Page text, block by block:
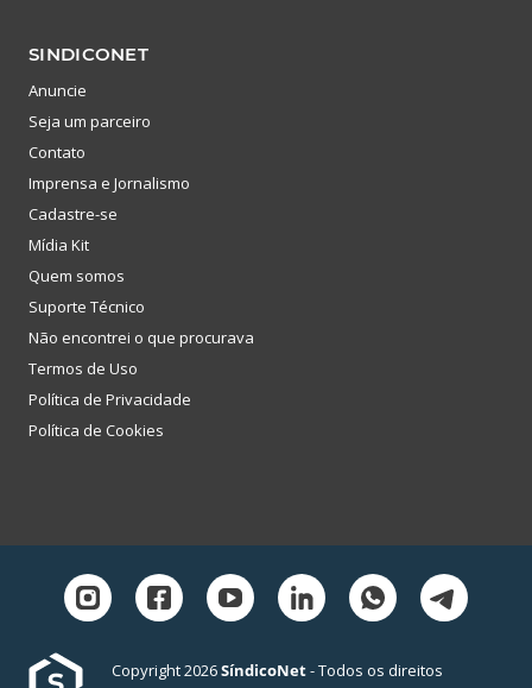
SINDICONET
Anuncie
Seja um parceiro
Contato
Imprensa e Jornalismo
Cadastre-se
Mídia Kit
Quem somos
Suporte Técnico
Não encontrei o que procurava
Termos de Uso
Política de Privacidade
Política de Cookies
Copyright 2026SíndicoNet- Todos os direitos